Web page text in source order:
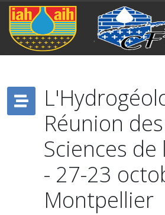
Réunion des
Sciences de
- 27-23
Montpellier